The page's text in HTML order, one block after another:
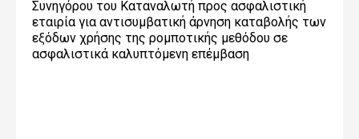
Συνηγόρου του Καταναλωτή προς ασφαλιστική
εταιρία για αντισυμβατική άρνηση καταβολής των
εξόδων χρήσης της ρομποτικής μεθόδου σε
ασφαλιστικά καλυπτόμενη επέμβαση